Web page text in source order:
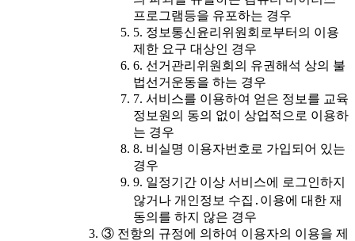
프로그램등을 유포하는 경우
5. 정보통신윤리위원회로부터의 이용
제한 요구 대상인 경우
6. 선거관리위원회의 유권해석 상의 불
법선거운동을 하는 경우
7. 서비스를 이용하여 얻은 정보를 교육
정보원의 동의 없이 상업적으로 이용하
는 경우
8. 비실명 이용자번호로 가입되어 있는
경우
9. 일정기간 이상 서비스에 로그인하지
않거나 개인정보 수집․이용에 대한 재
동의를 하지 않은 경우
③ 전항의 규정에 의하여 이용자의 이용을 제